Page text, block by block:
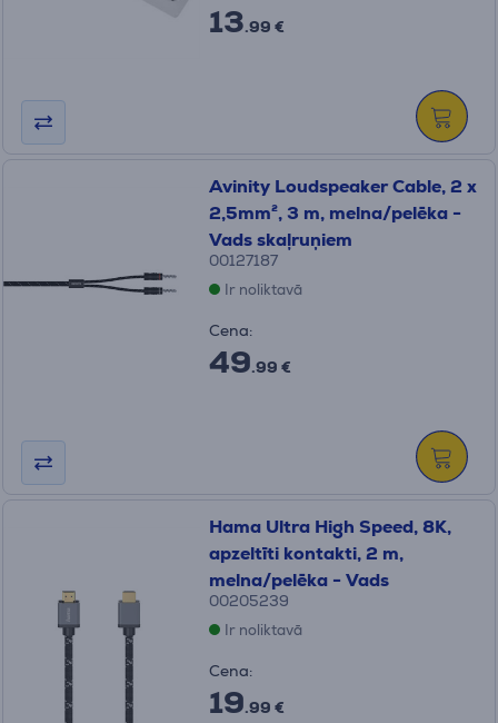
13.99 €
Avinity Loudspeaker Cable, 2 x
2,5mm², 3 m, melna/pelēka -
Vads skaļruņiem
00127187
Ir noliktavā
Cena:
49.99 €
Hama Ultra High Speed, 8K,
apzeltīti kontakti, 2 m,
melna/pelēka - Vads
00205239
Ir noliktavā
Cena:
19.99 €